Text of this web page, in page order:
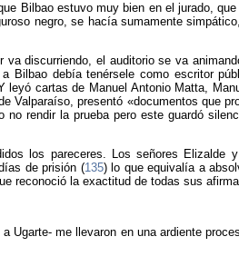
Bilbao estuvo muy bien en el jurado,
negro, se hacía sumamente
discurriendo, el auditorio se va
Bilbao debía tenérsele como escritor
cartas de Manuel Antonio Matta,
Valparaíso, presentó «documentos que
rendir la prueba pero este guardó
los pareceres. Los señores Elizalde
de prisión (135) lo que equivalía a
reconoció la exactitud de todas sus
Ugarte- me llevaron en una ardiente